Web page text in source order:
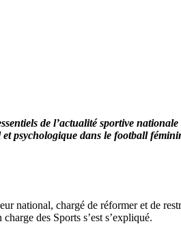
de l’actualité sportive
psychologique dans le football
national, chargé de réformer et de
des Sports s’est s’expliqué.